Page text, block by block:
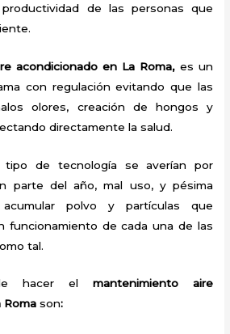
de las personas que
acondicionado en La Roma,es un
con regulación evitando que las
olores, creación de hongos y
directamente la salud.
tipo de tecnología se averían por
parte del año, mal uso, y pésima
acumular polvo y partículas que
funcionamiento de cada una de las
tal.
hacer el mantenimiento aire
Romason: